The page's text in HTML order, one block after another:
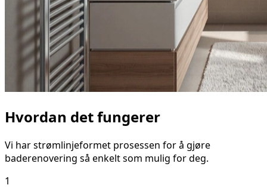
Hvordan det fungerer
Vi har strømlinjeformet prosessen for å gjøre
baderenovering så enkelt som mulig for deg.
1